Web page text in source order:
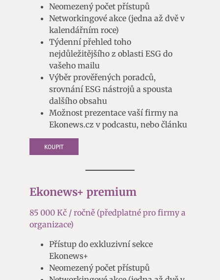
Neomezený počet přístupů
Networkingové akce (jedna až dvě v
kalendářním roce)
Týdenní přehled toho
nejdůležitějšího z oblasti ESG do
vašeho mailu
Výběr prověřených poradců,
srovnání ESG nástrojů a spousta
dalšího obsahu
Možnost prezentace vaší firmy na
Ekonews.cz v podcastu, nebo článku
KOUPIT
Ekonews+ premium
85 000 Kč / ročně (předplatné pro firmy a
organizace)
Přístup do exkluzivní sekce
Ekonews+
Neomezený počet přístupů